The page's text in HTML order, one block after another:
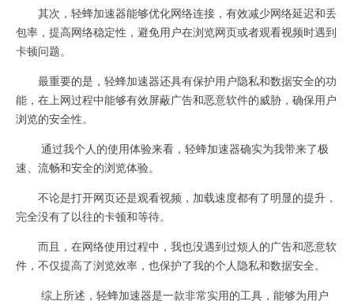
其次，轻蜂加速器能够优化网络连接，有效减少网络延迟和丢
包率，提高网络稳定性，避免用户在浏览网页或者观看视频时遇到
卡顿问题。
最重要的是，轻蜂加速器还具有保护用户隐私和数据安全的功
能，在上网过程中能够有效屏蔽广告和恶意软件的威胁，确保用户
浏览的安全性。
通过我个人的使用体验来看，轻蜂加速器确实为我带来了极
速、流畅和安全的浏览体验。
不论是打开网页还是观看视频，加载速度都有了明显的提升，
完全没有了以往的卡顿和等待。
而且，在网络使用过程中，我也没遇到过烦人的广告和恶意软
件，不仅提高了浏览效率，也保护了我的个人隐私和数据安全。
综上所述，轻蜂加速器是一款非常实用的工具，能够为用户